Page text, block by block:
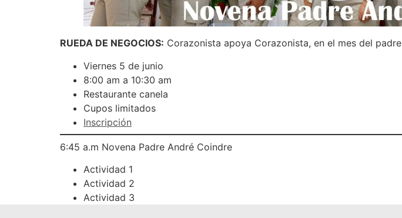
RUEDA DE NEGOCIOS: Corazonista apoya Corazonista, en el mes del padre
Viernes 5 de junio
8:00 am a 10:30 am
Restaurante canela
Cupos limitados
Inscripción
6:45 a.m Novena Padre André Coindre
Actividad 1
Actividad 2
Actividad 3